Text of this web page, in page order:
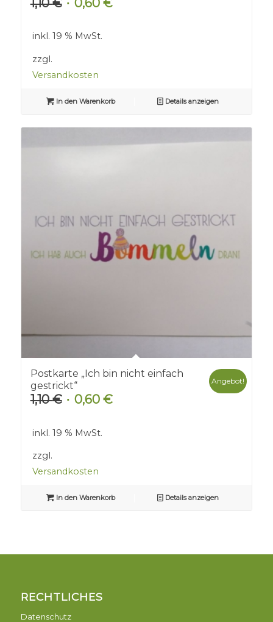
1,10€
war:
0,60 €
inkl. 19 % MwSt.
zzgl.
Versandkosten
In den Warenkorb Details anzeigen
Postkarte „Ich bin nicht einfach
gestrickt“
1,10€ Ursprünglicher
war:
0,60 €Aktueller
Angebot!
inkl. 19 % MwSt.
zzgl.
Versandkosten
In den Warenkorb Details anzeigen
RECHTLICHES
Datenschutz